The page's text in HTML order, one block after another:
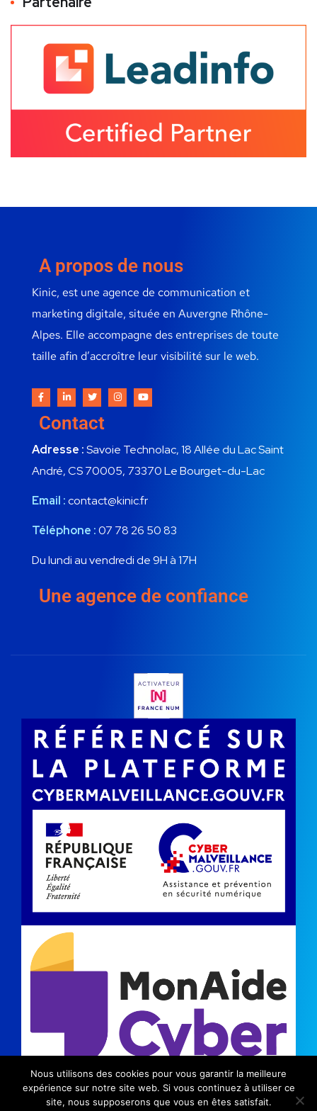
A propos de nous
Kinic, est une agence de communication et
marketing digitale, située en Auvergne Rhône-
Alpes. Elle accompagne des entreprises de toute
taille afin d’accroître leur visibilité sur le web.
Contact
Adresse :Savoie Technolac, 18 Allée du Lac Saint
André, CS 70005, 73370 Le Bourget-du-Lac
Email :contact@kinic.fr
Téléphone :07 78 26 50 83
Du lundi au vendredi de 9H à 17H
Une agence de confiance
©2024 Kinic |Mentions légales|Politique de
confidentialité |Communication Savoie |Communication
Nous utilisons des cookies pour vous garantir la meilleure
expérience sur notre site web. Si vous continuez à utiliser ce
site, nous supposerons que vous en êtes satisfait.